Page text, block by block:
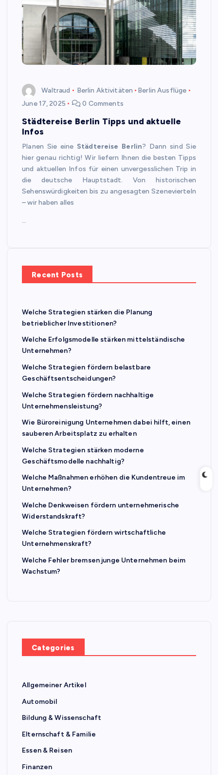
Waltraud Berlin Aktivitäten
Berlin Ausflüge
June 17, 2025
0 Comments
Städtereise Berlin Tipps und aktuelle
Infos
Planen Sie eine Städtereise Berlin? Dann sind Sie
hier genau richtig! Wir liefern Ihnen die besten Tipps
und aktuellen Infos für einen unvergesslichen Trip in
die deutsche Hauptstadt. Von historischen
Sehenswürdigkeiten bis zu angesagten Szenevierteln
– wir haben alles
…
Recent Posts
Welche Strategien stärken die Planung
betrieblicher Investitionen?
Welche Erfolgsmodelle stärken mittelständische
Unternehmen?
Welche Strategien fördern belastbare
Geschäftsentscheidungen?
Welche Strategien fördern nachhaltige
Unternehmensleistung?
Wie Büroreinigung Unternehmen dabei hilft, einen
sauberen Arbeitsplatz zu erhalten
Welche Strategien stärken moderne
Geschäftsmodelle nachhaltig?
Welche Maßnahmen erhöhen die Kundentreue im
Unternehmen?
Welche Denkweisen fördern unternehmerische
Widerstandskraft?
Welche Strategien fördern wirtschaftliche
Unternehmenskraft?
Welche Fehler bremsen junge Unternehmen beim
Wachstum?
Categories
Allgemeiner Artikel
Automobil
Bildung & Wissenschaft
Elternschaft & Familie
Essen & Reisen
Finanzen